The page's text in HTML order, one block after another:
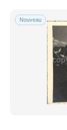
Nouveau